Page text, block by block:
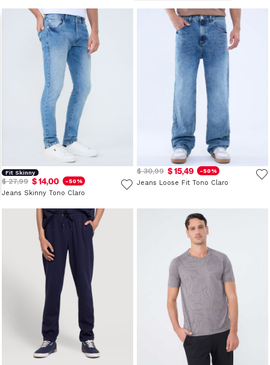
Fit Skinny
$ 27,99 $ 14,00 -50%
Jeans Skinny Tono Claro
$ 30,99 $ 15,49 -50%
Jeans Loose Fit Tono Claro